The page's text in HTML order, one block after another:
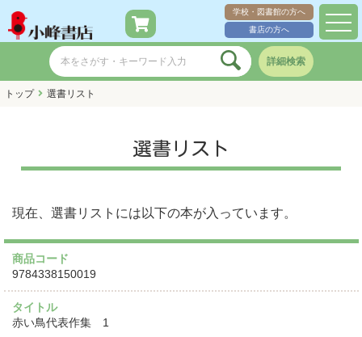
学校・図書館の方へ
書店の方へ
詳細検索
トップ 選書リスト
選書リスト
現在、選書リストには以下の本が入っています。
商品コード
9784338150019
タイトル
赤い鳥代表作集 1